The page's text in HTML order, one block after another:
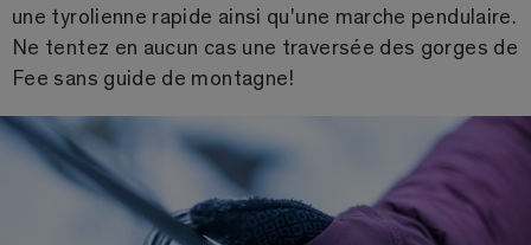
une tyrolienne rapide ainsi qu'une marche pendulaire.
Ne tentez en aucun cas une traversée des gorges de
Fee sans guide de montagne!